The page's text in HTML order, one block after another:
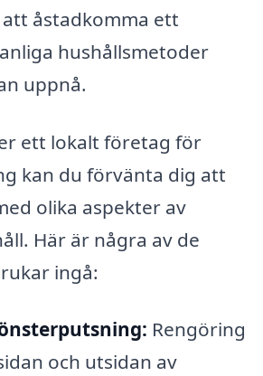
åstadkomma ett
hushållsmetoder
uppnå.
ett lokalt företag för
kan du förvänta dig att
olika aspekter av
Här är några av de
ingå:
Rengöring
och utsidan av